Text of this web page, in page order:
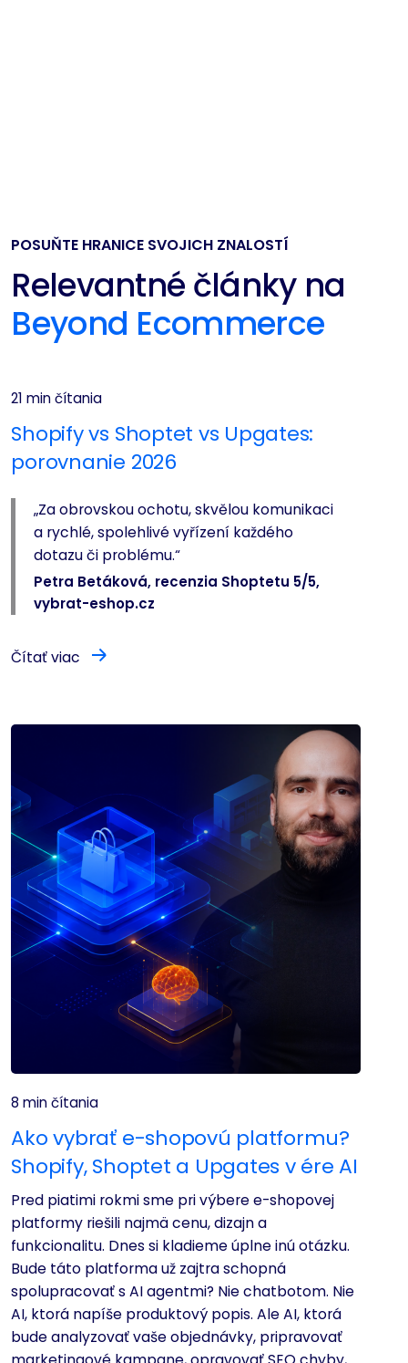
POSUŇTE HRANICE SVOJICH ZNALOSTÍ
Relevantné články na
Beyond Ecommerce
21 min čítania
Shopify vs Shoptet vs Upgates:
porovnanie 2026
„Za obrovskou ochotu, skvělou komunikaci
a rychlé, spolehlivé vyřízení každého
dotazu či problému.“
Petra Betáková, recenzia Shoptetu 5/5,
vybrat-eshop.cz
Čítať viac
8 min čítania
Ako vybrať e-shopovú platformu?
Shopify, Shoptet a Upgates v ére AI
Pred piatimi rokmi sme pri výbere e-shopovej
platformy riešili najmä cenu, dizajn a
funkcionalitu. Dnes si kladieme úplne inú otázku.
Bude táto platforma už zajtra schopná
spolupracovať s AI agentmi? Nie chatbotom. Nie
AI, ktorá napíše produktový popis. Ale AI, ktorá
bude analyzovať vaše objednávky, pripravovať